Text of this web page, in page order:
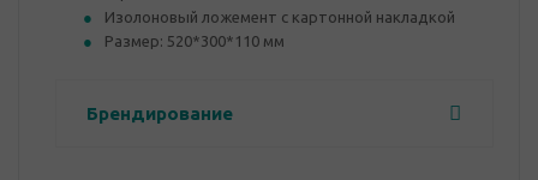
Изолоновый ложемент с картонной накладкой
Размер: 520*300*110 мм
Брендирование